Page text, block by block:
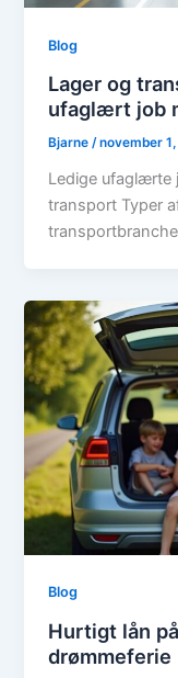
Blog
Lager og
ufaglært job
Bjarne/november
Ledige ufaglærte
transport Typer
Blog
Hurtigt lån
drømmeferie